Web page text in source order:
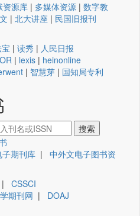
资源库 | 多媒体资源 | 数字教
| 北大讲座 | 民国旧报刊
| 读秀 | 人民日报
| lexis | heinonline
| 智慧芽 | 国知局专利
期刊库 | 中外文电子图书资
| CSSCI
期刊网 | DOAJ